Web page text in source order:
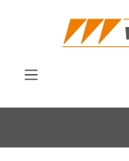
principal